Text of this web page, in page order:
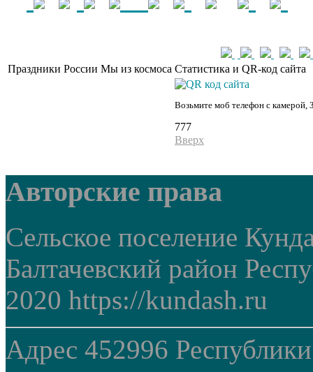
Праздники России Мы из космоса Статистика и QR-код сайта
Возьмите моб телефон с камерой,
777
Вверх
Авторские права
Сельское поселение
Балтачевский район
2020 https://kundash.ru
Адрес 452996